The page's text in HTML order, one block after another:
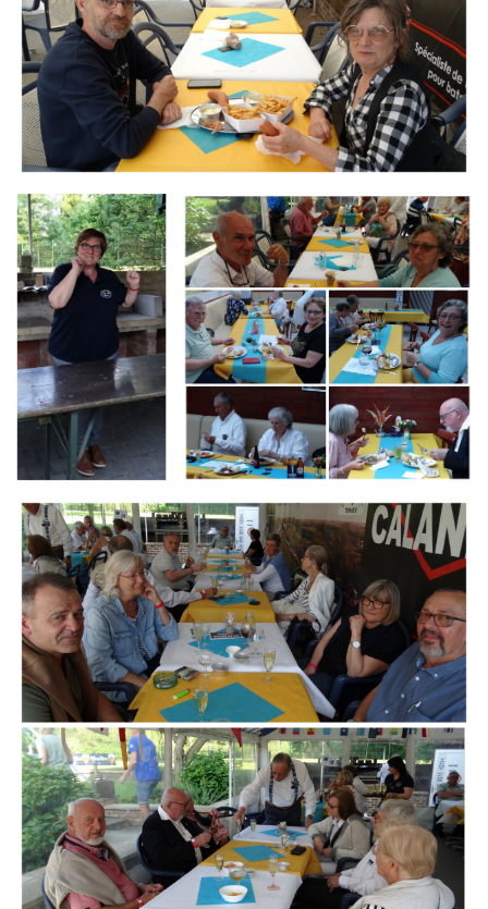
Branding
ARMCHAIR
Branding
ARMCHAIR
Branding
ARMCHAIR